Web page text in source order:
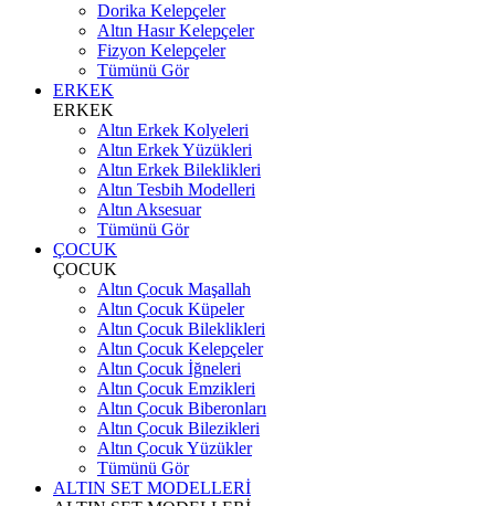
Dorika Kelepçeler
Altın Hasır Kelepçeler
Fizyon Kelepçeler
Tümünü Gör
ERKEK
ERKEK
Altın Erkek Kolyeleri
Altın Erkek Yüzükleri
Altın Erkek Bileklikleri
Altın Tesbih Modelleri
Altın Aksesuar
Tümünü Gör
ÇOCUK
ÇOCUK
Altın Çocuk Maşallah
Altın Çocuk Küpeler
Altın Çocuk Bileklikleri
Altın Çocuk Kelepçeler
Altın Çocuk İğneleri
Altın Çocuk Emzikleri
Altın Çocuk Biberonları
Altın Çocuk Bilezikleri
Altın Çocuk Yüzükler
Tümünü Gör
ALTIN SET MODELLERİ